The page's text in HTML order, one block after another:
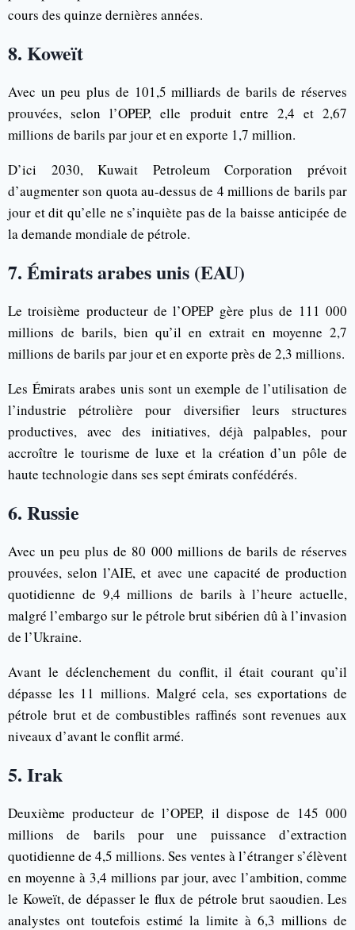
cours des quinze dernières années.
8. Koweït
Avec un peu plus de 101,5 milliards de barils de réserves
prouvées, selon l’OPEP, elle produit entre 2,4 et 2,67
millions de barils par jour et en exporte 1,7 million.
D’ici 2030, Kuwait Petroleum Corporation prévoit
d’augmenter son quota au-dessus de 4 millions de barils par
jour et dit qu’elle ne s’inquiète pas de la baisse anticipée de
la demande mondiale de pétrole.
7. Émirats arabes unis (EAU)
Le troisième producteur de l’OPEP gère plus de 111 000
millions de barils, bien qu’il en extrait en moyenne 2,7
millions de barils par jour et en exporte près de 2,3 millions.
Les Émirats arabes unis sont un exemple de l’utilisation de
l’industrie pétrolière pour diversifier leurs structures
productives, avec des initiatives, déjà palpables, pour
accroître le tourisme de luxe et la création d’un pôle de
haute technologie dans ses sept émirats confédérés.
6. Russie
Avec un peu plus de 80 000 millions de barils de réserves
prouvées, selon l’AIE, et avec une capacité de production
quotidienne de 9,4 millions de barils à l’heure actuelle,
malgré l’embargo sur le pétrole brut sibérien dû à l’invasion
de l’Ukraine.
Avant le déclenchement du conflit, il était courant qu’il
dépasse les 11 millions. Malgré cela, ses exportations de
pétrole brut et de combustibles raffinés sont revenues aux
niveaux d’avant le conflit armé.
5. Irak
Deuxième producteur de l’OPEP, il dispose de 145 000
millions de barils pour une puissance d’extraction
quotidienne de 4,5 millions. Ses ventes à l’étranger s’élèvent
en moyenne à 3,4 millions par jour, avec l’ambition, comme
le Koweït, de dépasser le flux de pétrole brut saoudien. Les
analystes ont toutefois estimé la limite à 6,3 millions de